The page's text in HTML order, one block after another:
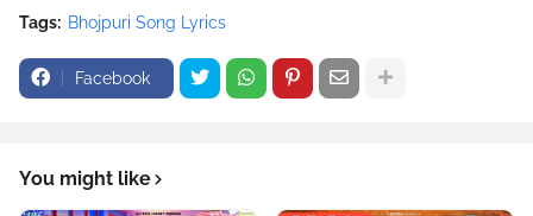
Tags: Bhojpuri Song Lyrics
Facebook
You might like